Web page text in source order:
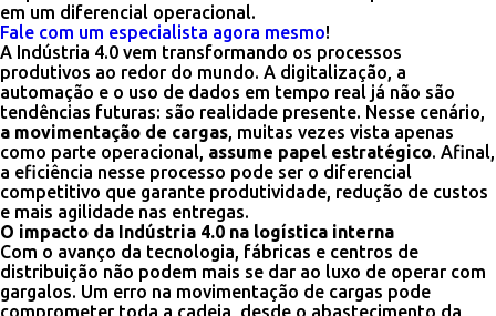
em um diferencial operacional.
Fale com um especialista agora mesmo!
A Indústria 4.0 vem transformando os processos
produtivos ao redor do mundo. A digitalização, a
automação e o uso de dados em tempo real já não são
tendências futuras: são realidade presente. Nesse cenário,
a movimentação de cargas, muitas vezes vista apenas
como parte operacional, assume papel estratégico. Afinal,
a eficiência nesse processo pode ser o diferencial
competitivo que garante produtividade, redução de custos
e mais agilidade nas entregas.
O impacto da Indústria 4.0 na logística interna
Com o avanço da tecnologia, fábricas e centros de
distribuição não podem mais se dar ao luxo de operar com
gargalos. Um erro na movimentação de cargas pode
comprometer toda a cadeia, desde o abastecimento da